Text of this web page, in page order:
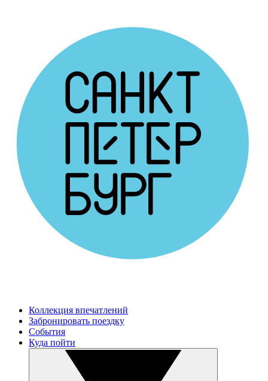
Коллекция впечатлений
Забронировать поездку
События
Куда пойти